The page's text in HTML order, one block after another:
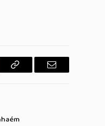
Copiar
E-